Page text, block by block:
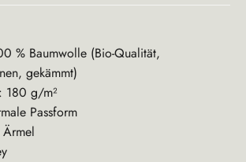
% Baumwolle (Bio-Qualität,
gekämmt)
180 g/m²
Passform
Ärmel